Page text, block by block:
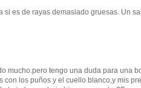
si es de rayas demasiado gruesas. Un
mucho.pero tengo una duda para una
los puños y el cuello blanco,y mis